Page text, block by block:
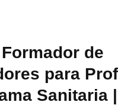
de
para
Sanitaria